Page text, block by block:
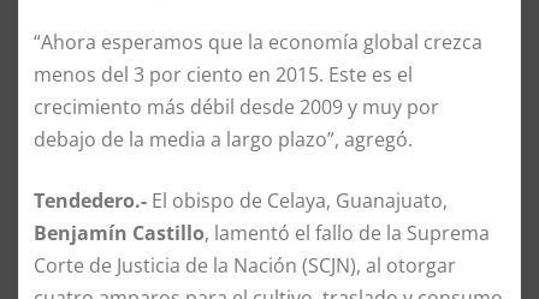
“Ahora esperamos que la economía global crezca
menos del 3 por ciento en 2015. Este es el
crecimiento más débil desde 2009 y muy por
debajo de la media a largo plazo”, agregó.
Tendedero.- El obispo de Celaya, Guanajuato,
Benjamín Castillo, lamentó el fallo de la Suprema
Corte de Justicia de la Nación (SCJN), al otorgar